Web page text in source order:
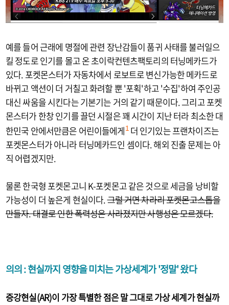
예를 들어 근래에 명절에 관련 장난감들이 품귀 사태를 불러일으
킬 정도로 인기를 몰고 온 초이락컨텐츠팩토리의 터닝메카드가
있다. 포켓몬스터가 자동차에서 로보트로 변신가능한 메카드로
바뀌고 액션이 더 거칠고 화려할 뿐 '포획'하고 '수집'하여 주인공
대신 싸움을 시킨다는 기본기는 거의 같기 때문이다. 그리고 포켓
몬스터가 한창 인기를 끌던 시절은 꽤 시간이 지난 터라 최소한 대
한민국 안에서만큼은 어린이들에게1더 인기있는 프랜차이즈는
포켓몬스터가 아니라 터닝메카드인 셈이다. 해외 진출 문제는 아
직 어렵겠지만.
물론 한국형 포켓몬고니 K-포켓몬고 같은 것으로 세금을 낭비할
가능성이 더 높은게 현실이다.그럴 거면 차라리 포켓몬고스톱을
만들자. 대결로 인한 폭력성은 사라졌지만 사행성은 모르겠다.
의의 :현실까지영향을 미치는가상세계가 '정말' 왔다
증강현실(AR)이 가장 특별한 점은 말 그대로 가상 세계가 현실까